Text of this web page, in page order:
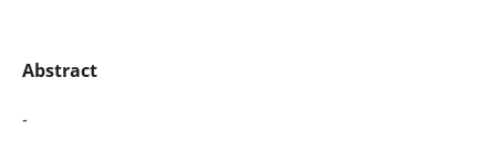
Abstract
-